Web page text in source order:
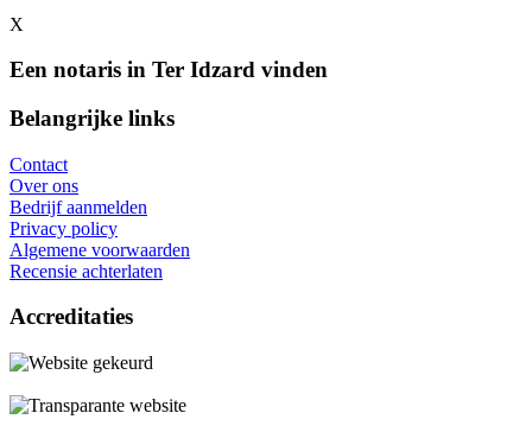
X
Een notaris in Ter Idzard vinden
Belangrijke links
Contact
Over ons
Bedrijf aanmelden
Privacy policy
Algemene voorwaarden
Recensie achterlaten
Accreditaties